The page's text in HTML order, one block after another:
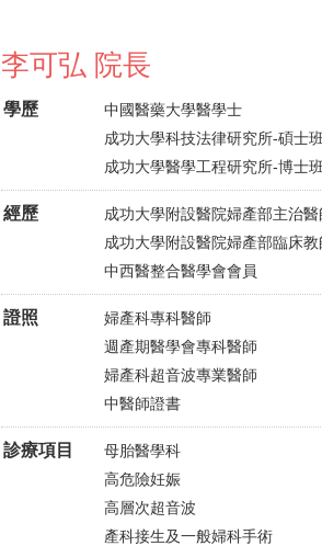
李可弘 院長
學歷
中國醫藥大學醫學士
成功大學科技法律研究所-碩士班
成功大學醫學工程研究所-博士班
經歷
成功大學附設醫院婦產部主治醫
成功大學附設醫院婦產部臨床教
中西醫整合醫學會會員
證照
婦產科專科醫師
週產期醫學會專科醫師
婦產科超音波專業醫師
中醫師證書
診療項目
母胎醫學科
高危險妊娠
高層次超音波
產科接生及一般婦科手術